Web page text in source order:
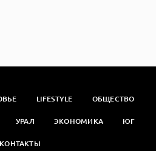
LIFESTYLE ОБЩЕСТВО
УРАЛ ЭКОНОМИКА ЮГ
КОНТАКТЫ